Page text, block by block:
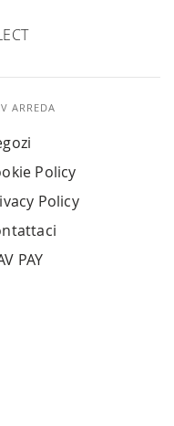
ARREDA
Policy
Policy
PAY